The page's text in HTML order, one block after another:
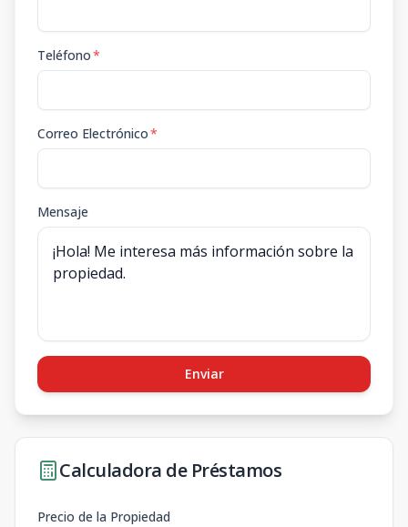
Teléfono*
Correo Electrónico*
Mensaje
Enviar
Calculadora de Préstamos
Precio de la Propiedad